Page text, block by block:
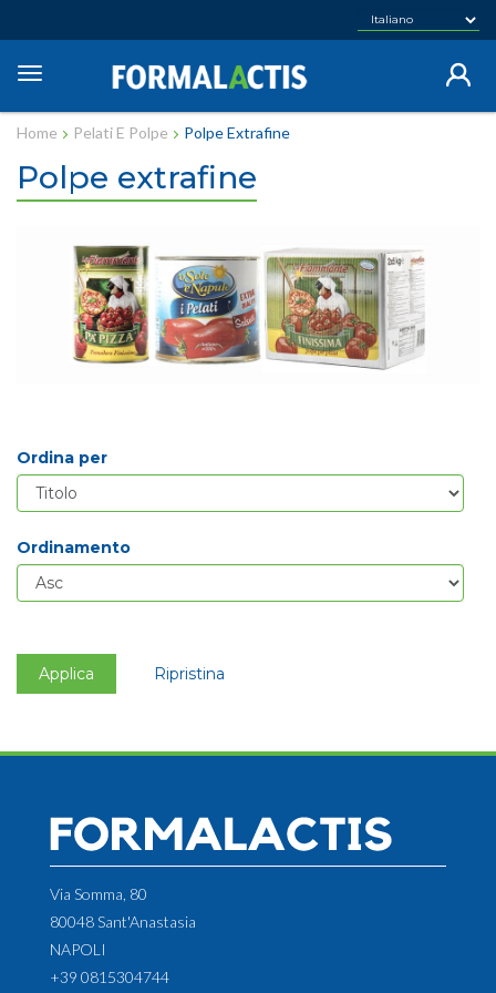
principale
Home Pelati E Polpe Polpe Extrafine
Polpe extrafine
Ordina per
Ordinamento
Applica Ripristina
Via Somma, 80
80048 Sant'Anastasia
NAPOLI
+39 0815304744